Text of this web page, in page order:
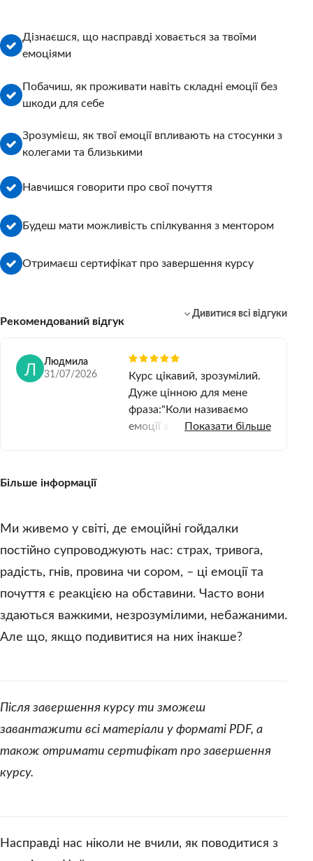
Дізнаєшся, що насправді ховається за твоїми
емоціями
Побачиш, як проживати навіть складні емоції без
шкоди для себе
Зрозумієш, як твої емоції впливають на стосунки з
колегами та близькими
Навчишся говорити про свої почуття
Будеш мати можливість спілкування з ментором
Отримаєш сертифікат про завершення курсу
Рекомендований відгук
Дивитися всі відгуки
Людмила
31/07/2026
Курс цікавий, зрозумілий.
Дуже цінною для мене
фраза:"Коли називаємо
емоції забираємо у них
комусь так говориш." Тепер
Показати більше
Більше інформації
Ми живемо у світі, де емоційні гойдалки
постійно супроводжують нас: страх, тривога,
радість, гнів, провина чи сором, – ці емоції та
почуття є реакцією на обставини. Часто вони
здаються важкими, незрозумілими, небажаними.
Але що, якщо подивитися на них інакше?
Після завершення курсу ти зможеш
завантажити всі матеріали у форматі PDF, а
також отримати сертифікат про завершення
курсу.
Насправді нас ніколи не вчили, як поводитися з